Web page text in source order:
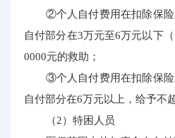
②个人自付费用在扣除保
自付部分在3万元至6万元以下
0000元的救助；
③个人自付费用在扣除保
自付部分在6万元以上，给予不
（2）特困人员